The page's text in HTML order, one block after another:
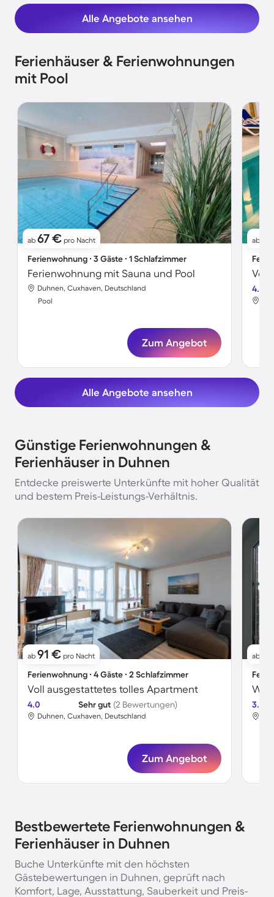
Alle Angebote ansehen
Ferienhäuser & Ferienwohnungen
mit Pool
ab 67 € pro Nacht
Ferienwohnung ∙ 3 Gäste ∙ 1 Schlafzimmer
Ferienwohnung mit Sauna und Pool
Duhnen, Cuxhaven, Deutschland
Pool
Zum Angebot
ab
4.5
Alle Angebote ansehen
Günstige Ferienwohnungen &
Ferienhäuser in Duhnen
Entdecke preiswerte Unterkünfte mit hoher Qualität
und bestem Preis-Leistungs-Verhältnis.
ab 91 € pro Nacht
Ferienwohnung ∙ 4 Gäste ∙ 2 Schlafzimmer
Voll ausgestattetes tolles Apartment
4.0 Sehr gut (2 Bewertungen)
Duhnen, Cuxhaven, Deutschland
Zum Angebot
ab
3.3
Bestbewertete Ferienwohnungen &
Ferienhäuser in Duhnen
Buche Unterkünfte mit den höchsten
Gästebewertungen in Duhnen, geprüft nach
Komfort, Lage, Ausstattung, Sauberkeit und Preis-